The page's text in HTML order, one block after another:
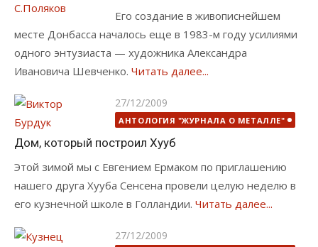
Его создание в живописнейшем
месте Донбасса началось еще в 1983-м году усилиями
одного энтузиаста — художника Александра
Ивановича Шевченко. Читать далее...
Опубликовано
27/12/2009
АНТОЛОГИЯ "ЖУРНАЛА О МЕТАЛЛЕ"
Дом, который построил Хууб
Этой зимой мы с Евгением Ермаком по приглашению
нашего друга Хууба Сенсена провели целую неделю в
его кузнечной школе в Голландии. Читать далее...
Опубликовано
27/12/2009